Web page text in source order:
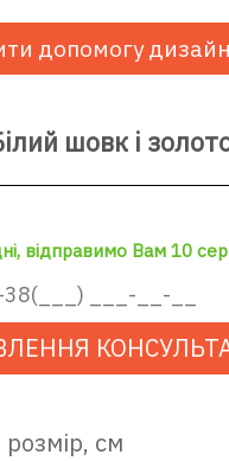
допомогу
шовк і
відправимо Вам 10
см